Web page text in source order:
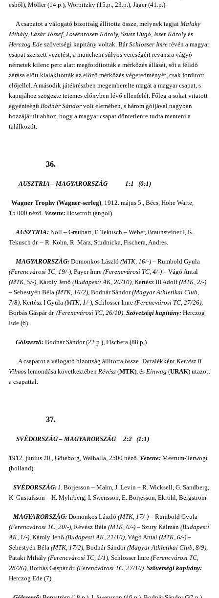
esből), Möller (14.p.), Worpitzky (15.p., 23.p.), Jäger (41.p.).
A csapatot a válogató bizottság állította össze, melynek tagjai Malaky
Mihály, Lázár József, Löwenrosen Károly, Szüsz Hugó, Iszer Károly és
Herczog Ede szövetségi kapitány voltak. BárSchlosser Imre révén a magyar
csapat szerzett vezetést, a müncheni súlyos vereségért revansra vágyó
németek kilenc perc alatt megfordították a mérkőzés állását, sőt a félidő
zárása előtt kialakították az előző mérkőzés végeredményét, csak fordított
előjellel. A második játékrészben megemberelte magát a magyar csapat, s
kapujához szögezte tetemes előnyben lévő ellenfelét. Főleg a sokat vitatott
egyéniségű Bodnár Sándor volt elemében, s három góljával nagyban
hozzájárult ahhoz, hogy a magyar csapat döntetlenre tudta menteni a
találkozót.
36.
AUSZTRIA – MAGYARORSZÁG 1:1 (0:1)
Wagner Trophy (Wagner-serleg) , 1912. május 5., Bécs, Hohe Warte,
15 000 néző. Vezette: Howcroft (angol).
AUSZTRIA: Noll – Graubart, F. Tekusch – Weber, Braunsteiner I, K.
Tekusch dr. – R. Kohn, R. März, Studnicka, Fischera, Andres.
MAGYARORSZÁG: Domonkos László (MTK, 16/-) – Rumbold Gyula
(Ferencvárosi TC, 19/-) , Payer Imre (Ferencvárosi TC, 4/-) – Vágó Antal
(MTK, 5/-) , Károly Jenő (Budapesti AK, 20/10) , Kertész III Adolf(MTK, 2/-)
– Sebestyén Béla (MTK, 16/2) , Bodnár Sándor(Magyar Athletikai Club,
7/8) , Kertész I Gyula (MTK, 1/-) , Schlosser Imre (Ferencvárosi TC, 27/26)
Borbás Gáspár dr. (Ferencvárosi TC, 26/10) Szövetségi kapitány: Herczog
Ede (6).
Gólszerző: Bodnár Sándor (22.p.), Fischera (88.p.).
A csapatot a válogató bizottság állította össze. Tartalékként Kertész II
Vilmos lemondása következtében Révész (MTK), és Einwag (URAK) utazott
a csapattal.
37.
SVÉDORSZÁG – MAGYARORSZÁG 2:2 (1:1)
1912. június 20., Göteborg, Walhalla, 2500 néző. Vezette: Meerum-Terwogt
(holland).
SVÉDORSZÁG: J. Börjesson – Malm, J. Levin – R. Wicksell, G. Sandberg,
K. Gustafsson – H. Myhrberg, I. Swensson, E. Börjesson, Ekröhl, Bergström.
MAGYARORSZÁG: Domonkos László (MTK, 17/-) – Rumbold Gyula
(Ferencvárosi TC, 20/-) , Révész Béla (MTK, 6/-) – Szury Kálmán (Budapesti
AK, 1/-) , Károly Jenő (Budapesti AK, 21/10) , Vágó Antal (MTK, 6/-) –
Sebestyén Béla (MTK, 17/2) , Bodnár Sándor(Magyar Athletikai Club, 8/9)
Pataki Mihály (Ferencvárosi TC, 1/1) , Schlosser Imre (Ferencvárosi TC,
28/26) , Borbás Gáspár dr. (Ferencvárosi TC, 27/10) Szövetségi kapitány:
Herczog Ede (7).